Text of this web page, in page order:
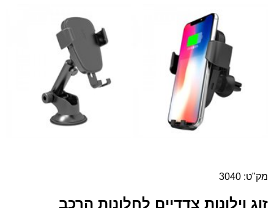
מק"ט: 3040
זוג וילונות צדדיים לחלונות הרכב